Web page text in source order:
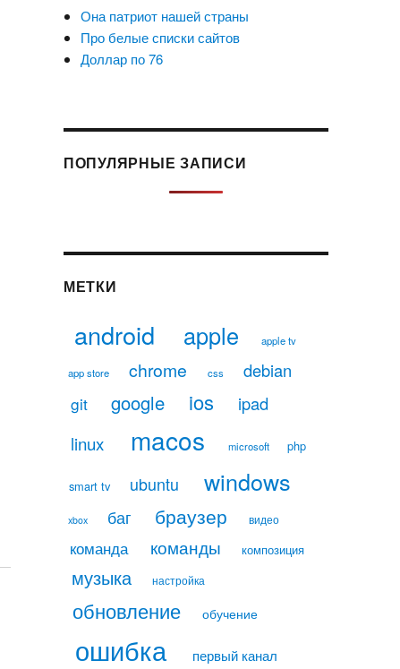
Она патриот нашей страны
Про белые списки сайтов
Доллар по 76
ПОПУЛЯРНЫЕ ЗАПИСИ
МЕТКИ
android apple apple tv
app store chrome css debian
git google ios ipad
linux macos microsoft php
smart tv ubuntu windows
xbox баг браузер видео
команда команды композиция
музыка настройка
обновление обучение
ошибка первый канал